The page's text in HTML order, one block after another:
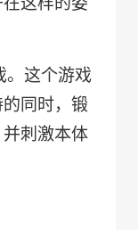
。这个游戏
同时，锻
刺激本体